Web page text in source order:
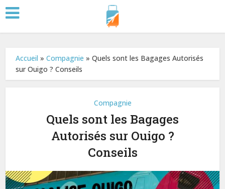
Accueil »Compagnie »Quels sont les Bagages Autorisés
sur Ouigo ? Conseils
Compagnie
Quels sont les Bagages
Autorisés sur Ouigo ?
Conseils